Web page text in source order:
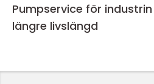
Pumpservice för
längre livslängd